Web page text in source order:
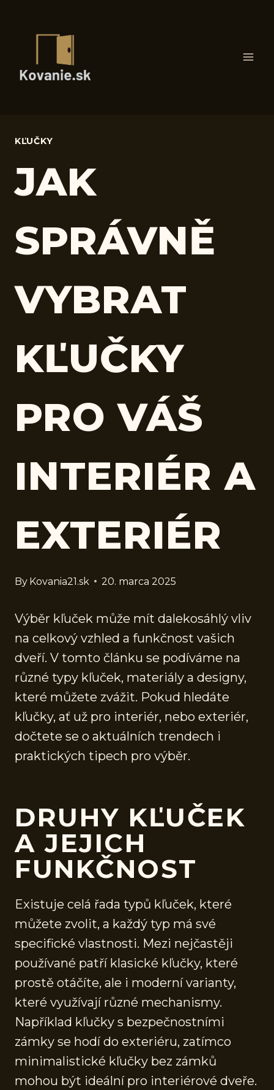
KĽUČKY
JAK
SPRÁVNĚ
VYBRAT
KĽUČKY
PRO VÁŠ
INTERIÉR A
EXTERIÉR
By Kovania21.sk 20. marca 2025
Výběr kľuček může mít dalekosáhlý vliv
na celkový vzhled a funkčnost vašich
dveří. V tomto článku se podíváme na
různé typy kľuček, materiály a designy,
které můžete zvážit. Pokud hledáte
kľučky, ať už pro interiér, nebo exteriér,
dočtete se o aktuálních trendech i
praktických tipech pro výběr.
DRUHY KĽUČEK
A JEJICH
FUNKČNOST
Existuje celá řada typů kľuček, které
můžete zvolit, a každý typ má své
specifické vlastnosti. Mezi nejčastěji
používané patří klasické kľučky, které
prostě otáčíte, ale i moderní varianty,
které využívají různé mechanismy.
Například kľučky s bezpečnostními
zámky se hodí do exteriéru, zatímco
minimalistické kľučky bez zámků
mohou být ideální pro interiérové dveře.